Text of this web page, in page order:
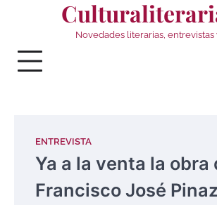
Novedades literarias, entrevistas
ENTREVISTA
Ya a la venta la obra
Francisco José